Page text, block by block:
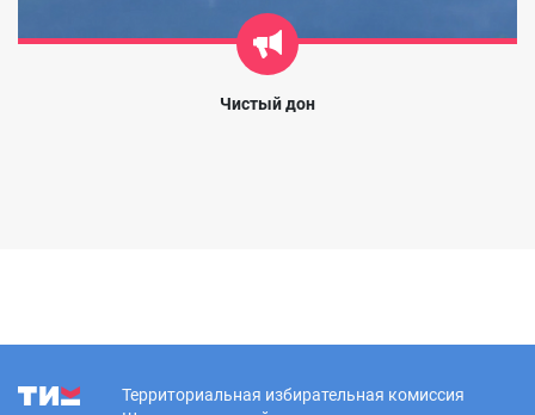
Чистый дон
Территориальная избирательная комиссия